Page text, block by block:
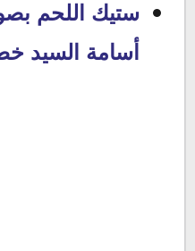
ستيك اللحم
أسامة السيد